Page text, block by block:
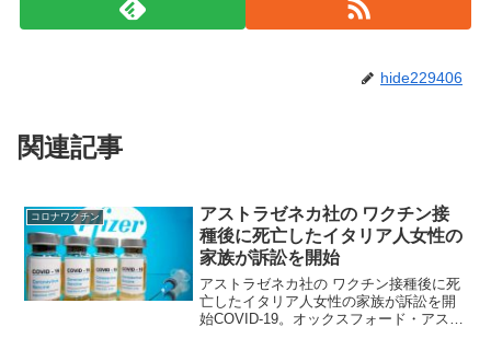
hide229406
関連記事
コロナワクチン
アストラゼネカ社の ワクチン接
種後に死亡したイタリア人女性の
家族が訴訟を開始
アストラゼネカ社の ワクチン接種後に死
亡したイタリア人女性の家族が訴訟を開
始COVID-19。オックスフォード・アスト